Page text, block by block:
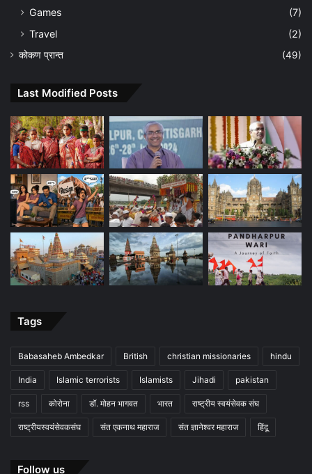
Games
(7)
Travel
(2)
कोकण प्रान्त (49)
Last Modified Posts
Tags
Babasaheb Ambedkar British christian missionaries hindu
India Islamic terrorists Islamists Jihadi pakistan
rss कोरोना डॉ. मोहन भागवत भारत राष्ट्रीय स्वयंसेवक संघ
राष्ट्रीयस्वयंसेवकसंघ संत एकनाथ महाराज संत ज्ञानेश्वर महाराज हिंदू
Follow us